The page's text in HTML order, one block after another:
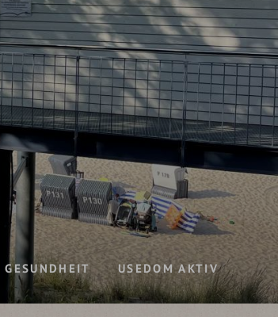
GESUNDHEIT USEDOM AKTIV